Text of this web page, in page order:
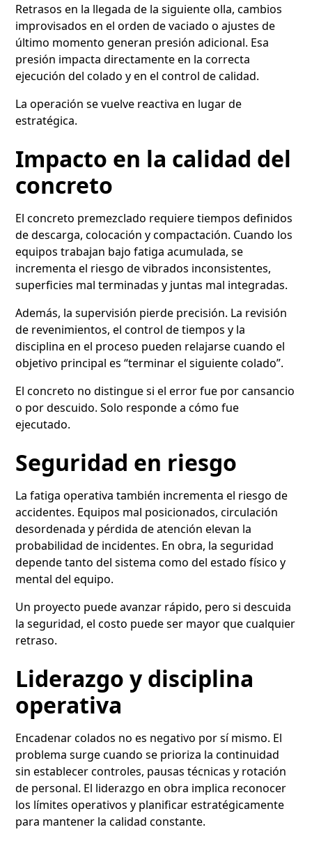
Retrasos en la llegada de la siguiente olla, cambios
improvisados en el orden de vaciado o ajustes de
último momento generan presión adicional. Esa
presión impacta directamente en la correcta
ejecución del colado y en el control de calidad.
La operación se vuelve reactiva en lugar de
estratégica.
Impacto en la calidad del
concreto
El concreto premezclado requiere tiempos definidos
de descarga, colocación y compactación. Cuando los
equipos trabajan bajo fatiga acumulada, se
incrementa el riesgo de vibrados inconsistentes,
superficies mal terminadas y juntas mal integradas.
Además, la supervisión pierde precisión. La revisión
de revenimientos, el control de tiempos y la
disciplina en el proceso pueden relajarse cuando el
objetivo principal es “terminar el siguiente colado”.
El concreto no distingue si el error fue por cansancio
o por descuido. Solo responde a cómo fue
ejecutado.
Seguridad en riesgo
La fatiga operativa también incrementa el riesgo de
accidentes. Equipos mal posicionados, circulación
desordenada y pérdida de atención elevan la
probabilidad de incidentes. En obra, la seguridad
depende tanto del sistema como del estado físico y
mental del equipo.
Un proyecto puede avanzar rápido, pero si descuida
la seguridad, el costo puede ser mayor que cualquier
retraso.
Liderazgo y disciplina
operativa
Encadenar colados no es negativo por sí mismo. El
problema surge cuando se prioriza la continuidad
sin establecer controles, pausas técnicas y rotación
de personal. El liderazgo en obra implica reconocer
los límites operativos y planificar estratégicamente
para mantener la calidad constante.